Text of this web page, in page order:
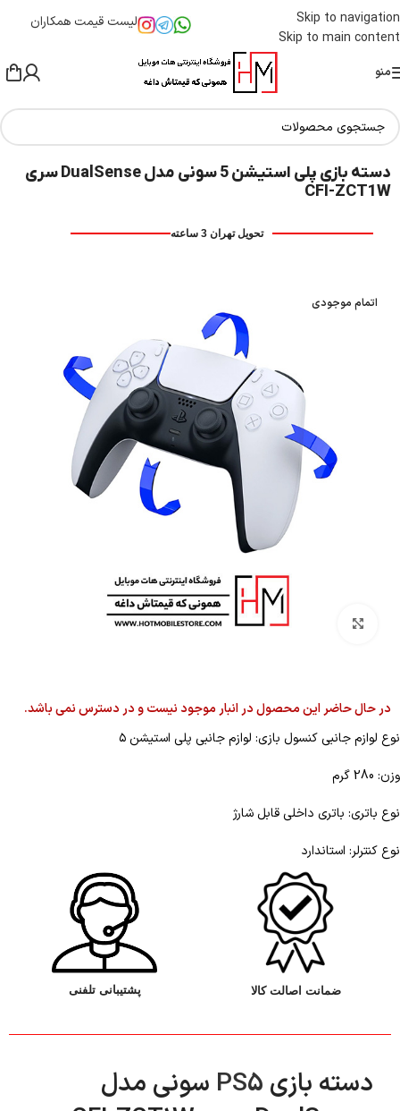
Skip to navigation
Skip to main content
لیست قیمت همکاران
منو
دسته بازی پلی استیشن 5 سونی مدل DualSense سری
CFI-ZCT1W
تحویل تهران 3 ساعته
اتمام موجودی
بزرگنمایی تصویر
در حال حاضر این محصول در انبار موجود نیست و در دسترس نمی باشد.
نوع لوازم جانبی کنسول بازی: لوازم جانبی پلی استیشن ۵
وزن: 280 گرم
نوع باتری: باتری داخلی قابل شارژ
نوع کنترلر: استاندارد
ضمانت اصالت کالا پشتیبانی تلفنی
دسته بازی PS5 سونی مدل